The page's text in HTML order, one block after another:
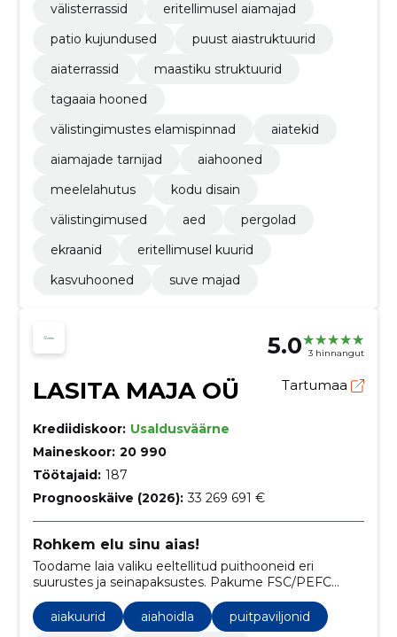
välisterrassid
eritellimusel aiamajad
patio kujundused
puust aiastruktuurid
aiaterrassid
maastiku struktuurid
tagaaia hooned
välistingimustes elamispinnad
aiatekid
aiamajade tarnijad
aiahooned
meelelahutus
kodu disain
välistingimused
aed
pergolad
ekraanid
eritellimusel kuurid
kasvuhooned
suve majad
5.0 3 hinnangut
LASITA MAJA OÜ Tartumaa
Krediidiskoor: Usaldusväärne
Maineskoor: 20 990
Töötajaid: 187
Prognooskäive (2026): 33 269 691 €
Rohkem elu sinu aias!
Toodame laia valiku eeltellitud puithooneid eri
suurustes ja seinapaksustes. Pakume FSC/PEFC
sertifikaati, ISO 9001 kvaliteedijuhtimist ning
paigaldus- ja garantiidokumente.
aiakuurid aiahoidla
puitpaviljonid